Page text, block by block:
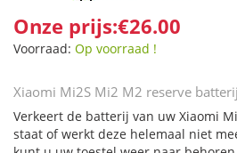
Onze prijs:€26.00
Voorraad: Op voorraad !
Xiaomi Mi2S Mi2 M2 reserve batterij
Verkeert de batterij van uw Xiaomi
staat of werkt deze helemaal niet